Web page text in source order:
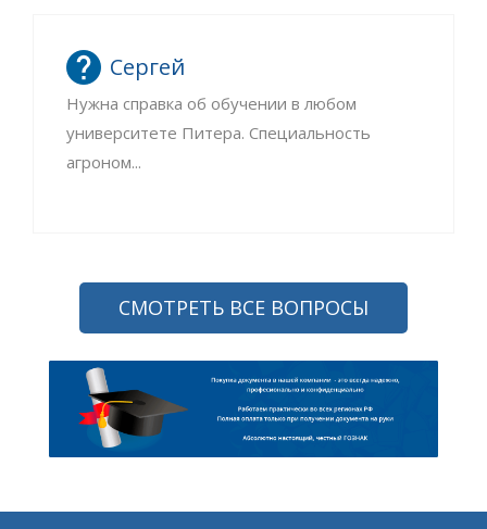
Сергей
Нужна справка об обучении в любом
университете Питера. Специальность
агроном...
СМОТРЕТЬ ВСЕ ВОПРОСЫ